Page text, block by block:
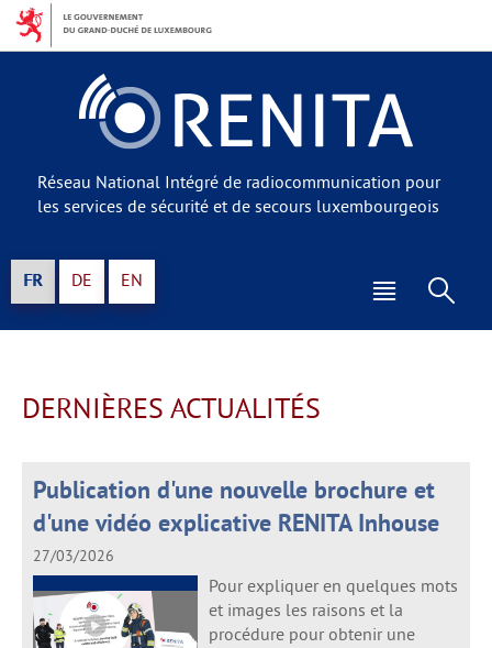
Aller
Aller
Réseau National Intégré de radiocommunication pour
les services de sécurité et de secours luxembourgeois
Changer
FR DE EN
DERNIÈRES ACTUALITÉS
Publication d'une nouvelle brochure et
d'une vidéo explicative RENITA Inhouse
27/03/2026
Pour expliquer en quelques mots
et images les raisons et la
procédure pour obtenir une